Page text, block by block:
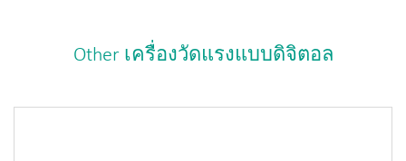
Other เครื่องวัดแรงแบบดิจิตอล